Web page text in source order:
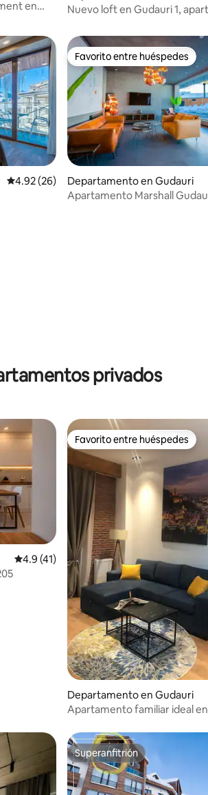
en
Nuevo loft en Gudauri 1,
Calificación promedio: 4.92 de 5; 26
4.92 (26)
Favorito entre huéspedes
Favorito entre huéspedes
Departamento en Gudauri
Apartamento Marshall
privados
Calificación promedio: 4.9 de 5; 41
4.9 (41)
Favorito entre huéspedes
Favorito entre huéspedes
Departamento en Gudauri
Apartamento familiar ideal
Superanfitrión
Superanfitrión